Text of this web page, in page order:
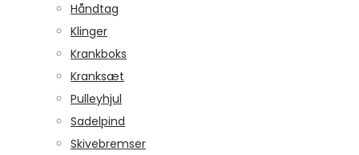
Håndtag
Klinger
Krankboks
Kranksæt
Pulleyhjul
Sadelpind
Skivebremser